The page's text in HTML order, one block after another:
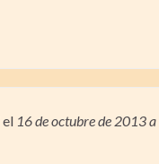
el 16 de octubre de 2013a